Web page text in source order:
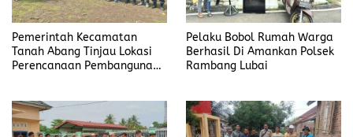
Pemerintah Kecamatan
Tanah Abang Tinjau Lokasi
Perencanaan Pembangunan
Pelaku Bobol Rumah Warga
Berhasil Di Amankan Polsek
Rambang Lubai